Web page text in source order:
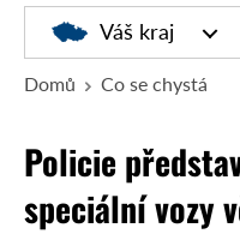
Noviny
kraje
Váš kraj
Domů Co se chystá
Policie
speciální vozy